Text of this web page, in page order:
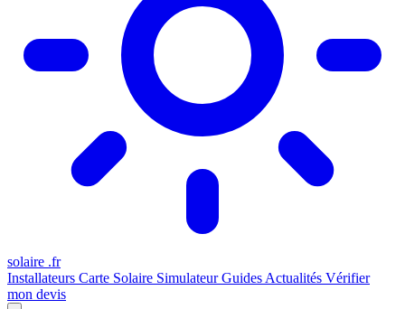
solaire .fr
Installateurs Carte Solaire SimulateurGuides Actualités Vérifier
mon devis